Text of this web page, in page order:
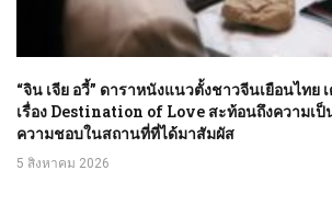
“จิน เจีย อวี้” ดาราหนังแนวตั้งชาวจีนเยือนไทย
เรื่อง Destination of Love สะท้อนถึงความเ
ความชอบในสถานที่ที่ได้มาสัมผัส
5 สิงหาคม 2026